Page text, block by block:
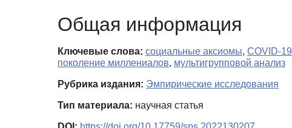
Общая информация
Ключевые слова: социальные аксиомы, COVID-19
поколение миллениалов, мультигрупповой анализ
Рубрика издания: Эмпирические исследования
Тип материала: научная статья